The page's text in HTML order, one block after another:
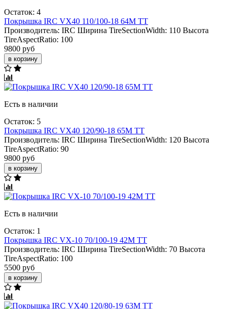
Остаток: 4
Покрышка IRC VX40 110/100-18 64M TT
Производитель: IRC Ширина TireSectionWidth: 110 Высота
TireAspectRatio: 100
9800 руб
в корзину
Есть в наличии
Остаток: 5
Покрышка IRC VX40 120/90-18 65M TT
Производитель: IRC Ширина TireSectionWidth: 120 Высота
TireAspectRatio: 90
9800 руб
в корзину
Есть в наличии
Остаток: 1
Покрышка IRC VX-10 70/100-19 42M TT
Производитель: IRC Ширина TireSectionWidth: 70 Высота
TireAspectRatio: 100
5500 руб
в корзину